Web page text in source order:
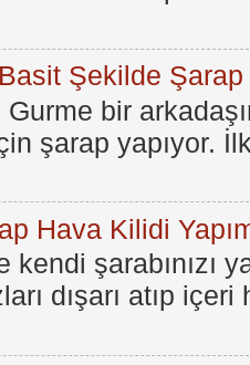
Şekilde Şarap
Gurme bir
şarap yapıyor.
Hava Kilidi
kendi şarabınızı
dışarı atıp